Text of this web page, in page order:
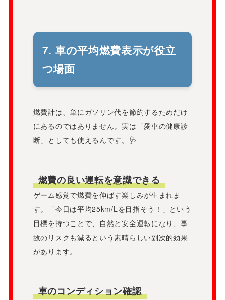
7. 車の平均燃費表示が役立
つ場面
燃費計は、単にガソリン代を節約するためだけ
にあるのではありません。実は「愛車の健康診
断」としても使えるんです。🩺
燃費の良い運転を意識できる
ゲーム感覚で燃費を伸ばす楽しみが生まれま
す。「今日は平均25km/Lを目指そう！」という
目標を持つことで、自然と安全運転になり、事
故のリスクも減るという素晴らしい副次的効果
があります。
車のコンディション確認